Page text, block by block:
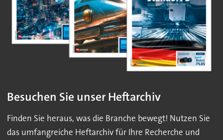
Besuchen Sie unser Heftarchiv
Finden Sie heraus, was die Branche bewegt! Nutzen Sie
das umfangreiche Heftarchiv für Ihre Recherche und